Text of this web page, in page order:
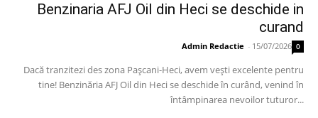
Benzinaria AFJ Oil din Heci se deschide in
curand
Admin Redactie - 15/07/2026 0
Dacă tranzitezi des zona Pașcani-Heci, avem vești excelente pentru
tine! Benzinăria AFJ Oil din Heci se deschide în curând, venind în
întâmpinarea nevoilor tuturor...